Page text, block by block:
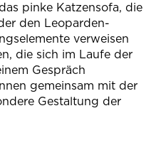
pinke Katzensofa, die
den Leoparden-
verweisen
die sich im Laufe der
Gespräch
gemeinsam mit der
Gestaltung der